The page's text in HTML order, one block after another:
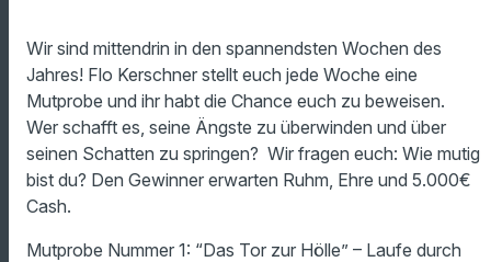
play_arrow
00:00 21:16
Wir sind mittendrin in den spannendsten Wochen des
Jahres! Flo Kerschner stellt euch jede Woche eine
Mutprobe und ihr habt die Chance euch zu beweisen.
Wer schafft es, seine Ängste zu überwinden und über
seinen Schatten zu springen? Wir fragen euch: Wie mutig
bist du? Den Gewinner erwarten Ruhm, Ehre und 5.000€
Cash.
Mutprobe Nummer 1: “Das Tor zur Hölle” – Laufe durch